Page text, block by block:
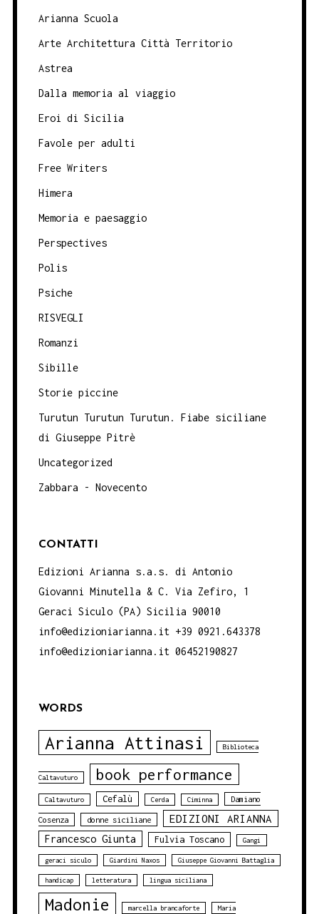
Arianna Scuola
Arte Architettura Città Territorio
Astrea
Dalla memoria al viaggio
Eroi di Sicilia
Favole per adulti
Free Writers
Himera
Memoria e paesaggio
Perspectives
Polis
Psiche
RISVEGLI
Romanzi
Sibille
Storie piccine
Turutun Turutun Turutun. Fiabe siciliane
di Giuseppe Pitrè
Uncategorized
Zabbara - Novecento
CONTATTI
Edizioni Arianna s.a.s. di Antonio
Giovanni Minutella & C. Via Zefiro, 1
Geraci Siculo (PA) Sicilia 90010
info@edizioniarianna.it +39 0921.643378
info@edizioniarianna.it 06452190827
WORDS
Arianna Attinasi Biblioteca
Caltavuturo book performance
Caltavuturo Cefalù Cerda Ciminna Damiano
Cosenza donne siciliane EDIZIONI ARIANNA
Francesco Giunta Fulvia Toscano Gangi
geraci siculo Giardini Naxos Giuseppe Giovanni Battaglia
handicap letteratura lingua siciliana
Madonie marcella brancaforte Maria